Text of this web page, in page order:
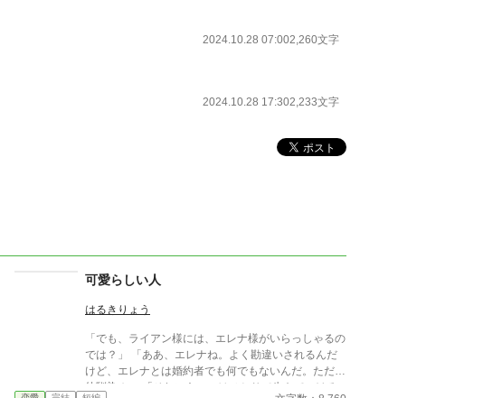
2024.10.28 07:002,260文字
2024.10.28 17:302,233文字
可愛らしい人
はるきりょう
「でも、ライアン様には、エレナ様がいらっしゃるの
では？」 「ああ、エレナね。よく勘違いされるんだ
けど、エレナとは婚約者でも何でもないんだ。ただの
幼馴染み」 「それにあいつはひとりで生きていける